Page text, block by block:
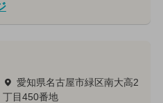
愛知県名古屋市緑区南大高2
丁目450番地